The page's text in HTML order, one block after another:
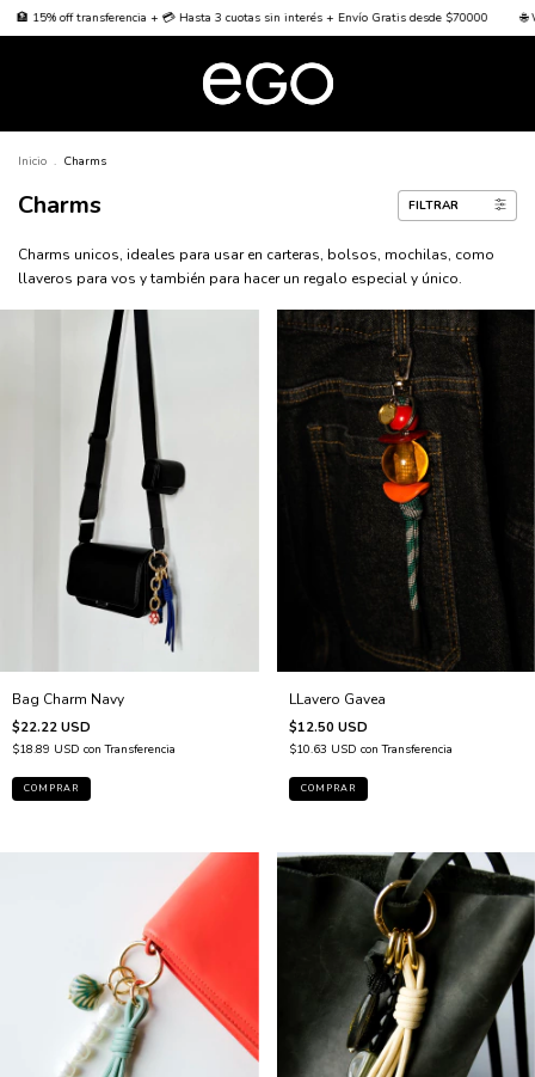
+ 💳 Hasta 3 cuotas sin interés + Envío Gratis desde $70000 🌐 Worldwide
Inicio . Charms
Charms FILTRAR
Charms unicos, ideales para usar en carteras, bolsos, mochilas, como
llaveros para vos y también para hacer un regalo especial y único.
Bag Charm Navy
$22.22 USD
$18.89 USD con Transferencia
LLavero Gavea
$12.50 USD
$10.63 USD con Transferencia